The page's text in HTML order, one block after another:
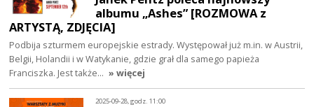
albumu „Ashes” [ROZMOWA z
ARTYSTĄ, ZDJĘCIA]
Podbija szturmem europejskie estrady. Występował już m.in. w Austrii,
Belgii, Holandii i w Watykanie, gdzie grał dla samego papieża
Franciszka. Jest także… » więcej
2025-09-28, godz. 11:00